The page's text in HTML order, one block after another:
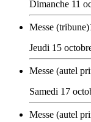
Dimanche 11
Messe (tribune)
Jeudi 15
Messe (autel
Samedi 17
Messe (autel